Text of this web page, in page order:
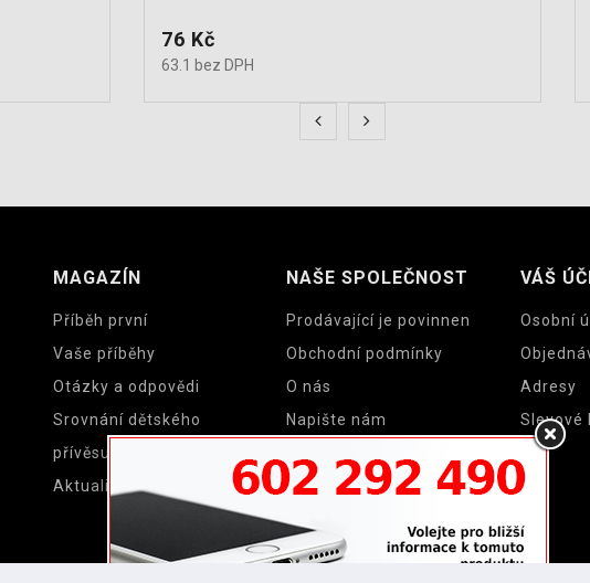
Cena
76 Kč
63.1 bez DPH
MAGAZÍN
Příběh první
Vaše příběhy
Otázky a odpovědi
Srovnání dětského
přívěsu a cyklosedačky
Aktuality
NAŠE SPOLEČNOST
Prodávající je povinnen
Obchodní podmínky
O nás
Napište nám
Prodejny
VÁŠ
Osobní
Adresy
Slevové